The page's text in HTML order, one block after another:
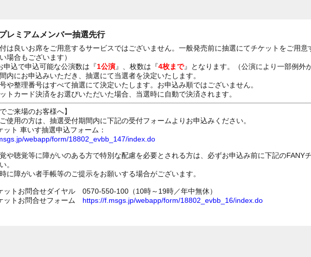
レミアムメンバー抽選先行
付は良いお席をご用意するサービスではございません。一般発売前に抽選にてチケットをご用
場合もございます）
申込で申込可能な公演数は『1公演』、枚数は『4枚まで』となります。（公演により一部例外
内にお申込みいただき、抽選にて当選者を決定いたします。
号や整理番号はすべて抽選にて決定いたします。お申込み順ではございません。
トカード決済をお選びいただいた場合、当選時に自動で決済されます。
ご来場のお客様へ】
使用の方は、抽選受付期間内に下記の受付フォームよりお申込みください。
ット 車いす抽選申込フォーム：
webapp/form/18802_evbb_147/index.do
や聴覚等に障がいのある方で特別な配慮を必要とされる方は、必ずお申込み前に下記のFANY
。
に障がい者手帳等のご提示をお願いする場合がございます。
ットお問合せダイヤル 0570-550-100（10時～19時／年中無休）
ットお問合せフォーム https://f.msgs.jp/webapp/form/18802_evbb_16/index.do